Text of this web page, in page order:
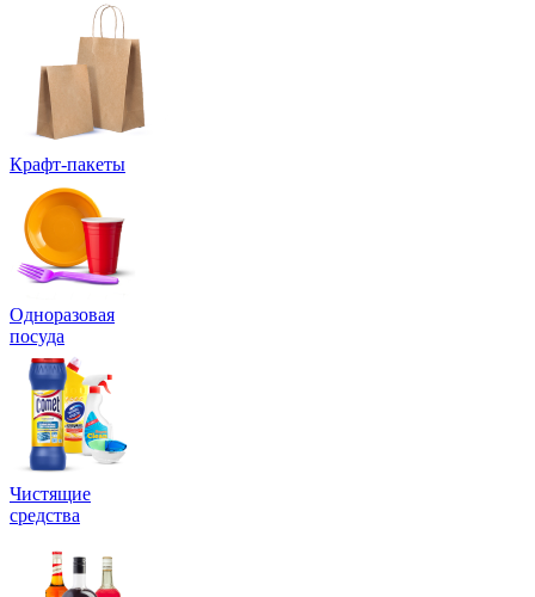
Крафт-пакеты
Одноразовая
посуда
Чистящие
средства